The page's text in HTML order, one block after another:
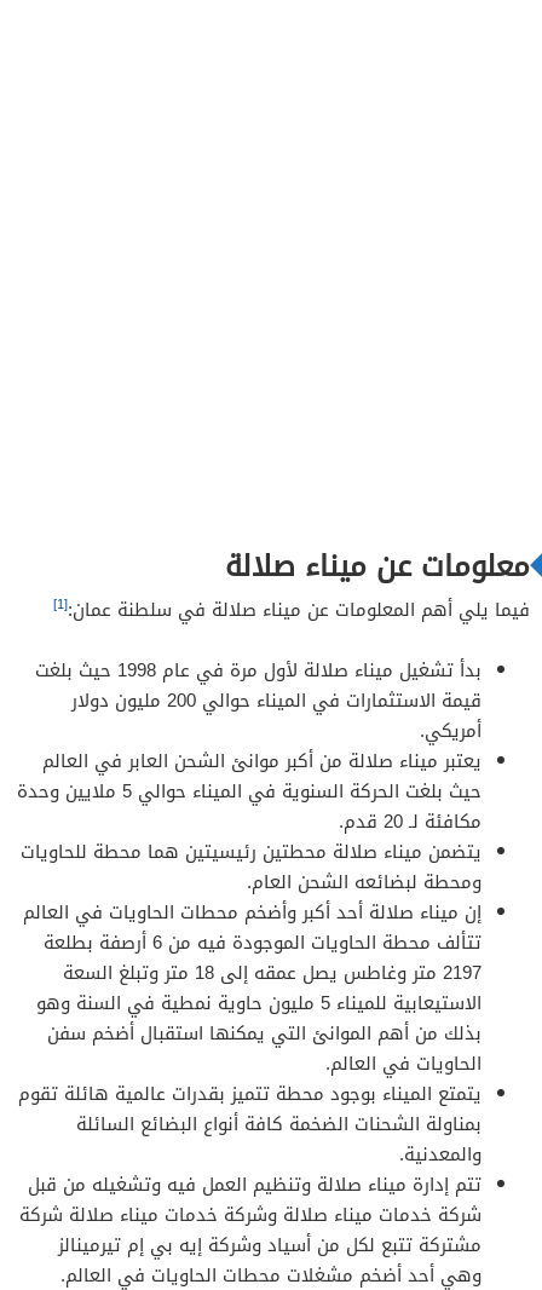
معلومات عن ميناء صلالة
فيما يلي أهم المعلومات عن ميناء صلالة في سلطنة عمان:[1]
بدأ تشغيل ميناء صلالة لأول مرة في عام 1998 حيث بلغت
قيمة الاستثمارات في الميناء حوالي 200 مليون دولار
أمريكي.
يعتبر ميناء صلالة من أكبر موانئ الشحن العابر في العالم
حيث بلغت الحركة السنوية في الميناء حوالي 5 ملايين وحدة
مكافئة لـ 20 قدم.
يتضمن ميناء صلالة محطتين رئيسيتين هما محطة للحاويات
ومحطة لبضائعه الشحن العام.
إن ميناء صلالة أحد أكبر وأضخم محطات الحاويات في العالم
تتألف محطة الحاويات الموجودة فيه من 6 أرصفة بطلعة
2197 متر وغاطس يصل عمقه إلى 18 متر وتبلغ السعة
الاستيعابية للميناء 5 مليون حاوية نمطية في السنة وهو
بذلك من أهم الموانئ التي يمكنها استقبال أضخم سفن
الحاويات في العالم.
يتمتع الميناء بوجود محطة تتميز بقدرات عالمية هائلة تقوم
بمناولة الشحنات الضخمة كافة أنواع البضائع السائلة
والمعدنية.
تتم إدارة ميناء صلالة وتنظيم العمل فيه وتشغيله من قبل
شركة خدمات ميناء صلالة وشركة خدمات ميناء صلالة شركة
مشتركة تتبع لكل من أسياد وشركة إيه بي إم تيرمينالز
وهي أحد أضخم مشغلات محطات الحاويات في العالم.